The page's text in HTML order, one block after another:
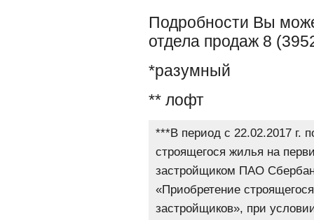
Подробности Вы
отдела продаж 8
*разумный
** лофт
***В период с 22.02.2017 г.
строящегося жилья на
застройщиком ПАО
«Приобретение
застройщиков», при